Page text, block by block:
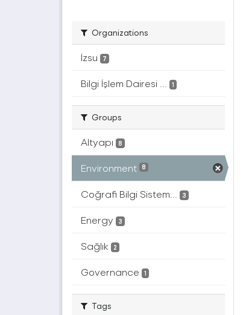
Organizations
İzsu 7
Bilgi İşlem Dairesi ... 1
Groups
Altyapı 8
Environment 8
Coğrafi Bilgi Sistem... 3
Energy 3
Sağlık 2
Governance 1
Tags